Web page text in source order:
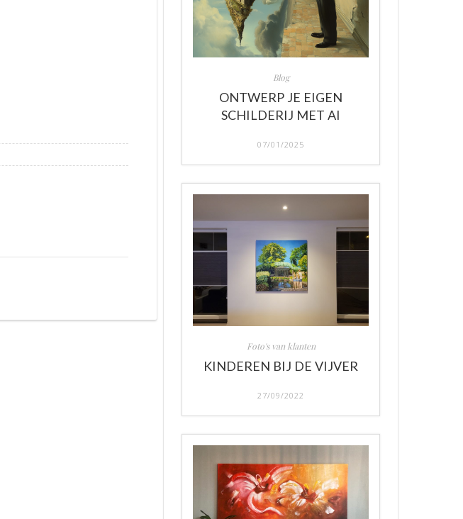
Blog
ONTWERP JE EIGEN
SCHILDERIJ MET AI
07/01/2025
Foto's van klanten
KINDEREN BIJ DE VIJVER
27/09/2022